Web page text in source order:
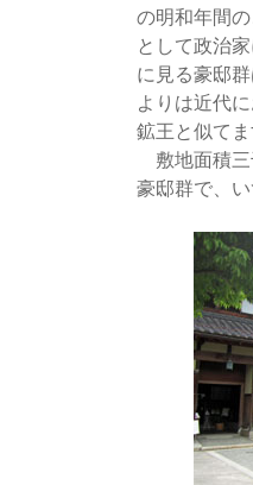
の明和年間
として政治
に見る豪邸
よりは近代
鉱王と似てま
敷地面積三
豪邸群で、